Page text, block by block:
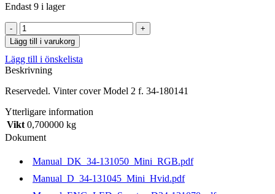
Endast 9 i lager
Vinter
cover
Model
2
f.
180141
Lägg till i varukorg
Lägg till i önskelista
Beskrivning
Reservedel. Vinter cover Model 2 f. 34-180141
Ytterligare information
Vikt 0,700000 kg
Dokument
Manual_DK_34-131050_Mini_RGB.pdf
Manual_D_34-131045_Mini_Hvid.pdf